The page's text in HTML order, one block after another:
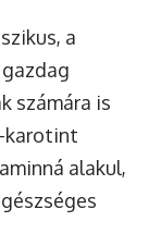
a
számára is
karotint
alakul,